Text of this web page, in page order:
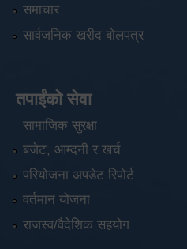
समाचार
सार्वजनिक खरीद बोलपत्र
तपाईंको सेवा
सामाजिक सुरक्षा
बजेट, आम्दनी र खर्च
परियोजना अपडेट रिपोर्ट
वर्तमान योजना
राजस्व/वैदेशिक सहयोग